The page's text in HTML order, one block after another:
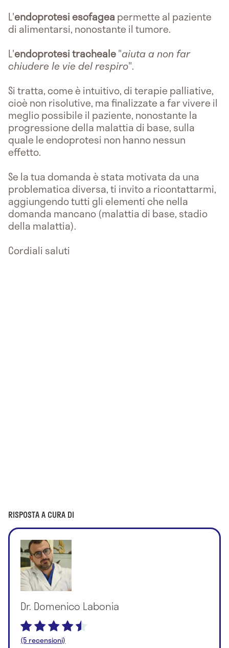
L'endoprotesi esofagea permette al paziente
di alimentarsi, nonostante il tumore.
L'endoprotesi tracheale"aiuta a non far
chiudere le vie del respiro".
Si tratta, come è intuitivo, di terapie palliative,
cioè non risolutive, ma finalizzate a far vivere il
meglio possibile il paziente, nonostante la
progressione della malattia di base, sulla
quale le endoprotesi non hanno nessun
effetto.
Se la tua domanda è stata motivata da una
problematica diversa, ti invito a ricontattarmi,
aggiungendo tutti gli elementi che nella
domanda mancano (malattia di base, stadio
della malattia).
Cordiali saluti
RISPOSTA A CURA DI
Dr. Domenico Labonia
(5 recensioni)